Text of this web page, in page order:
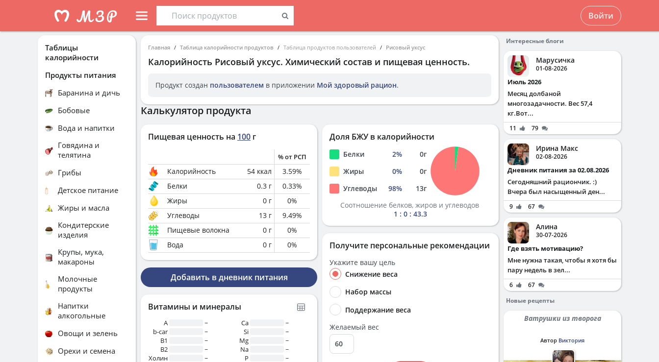
Войти
Главная Таблица калорийности продуктов Таблица продуктов пользователей Рисовый уксус
Калорийность Рисовый уксус. Химический состав и пищевая ценность.
Продукт создан пользователем в приложении Мой здоровый рацион.
Калькулятор продукта
Пищевая ценность на 100 г
% от РСП
Калорийность 54 ккал 3.59%
Белки
0.3 г 0.33%
Жиры
0 г 0%
Углеводы
13 г 9.49%
Пищевые волокна
0 г 0%
Вода
0 г 0%
Добавить в дневник питания
Витамины и минералы
A
~
b-car
~
В1
~
B2
~
Холин
~
Ca
~
Si
~
Mg
~
Na
~
P
~
Доля БЖУ в калорийности
Белки 2% 0г
Жиры
0% 0г
Углеводы
98% 13г
Соотношение белков, жиров и углеводов
1 : 0 : 43.3
Получите персональные рекомендации
Укажите вашу цель
Снижение веса
Набор массы
Поддержание веса
Желаемый вес
Таблицы
калорийности
Продукты питания
Баранина и дичь
Бобовые
Вода и напитки
Говядина и
телятина
Грибы
Детское питание
Жиры и масла
Кондитерские
изделия
Крупы, мука,
макароны
Молочные
продукты
Напитки
алкогольные
Овощи и зелень
Орехи и семена
Интересные блоги
Марусичка
01-08-2026
Июль 2026
Месяц долбаной
многозадачности. Вес 57,4
кг.Вот...
11 79
Ирина Макс
02-08-2026
Дневник питания за 02.08.2026
Сегодняшний рациончик. :)
Вчера был насыщенный ден...
9 67
Алина
30-07-2026
Где взять мотивацию?
Мне нужна такая, чтобы я хотя бы
пару недель в зел...
6
67
Новые рецепты
Ватрушки из творога
Автор Виктория